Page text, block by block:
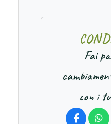
COND
Fai
con i